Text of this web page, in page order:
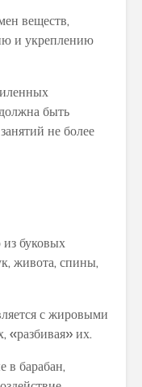
веществ,
и укреплению
быть
не более
из буковых
живота, спины,
с жировыми
«разбивая» их.
в барабан,